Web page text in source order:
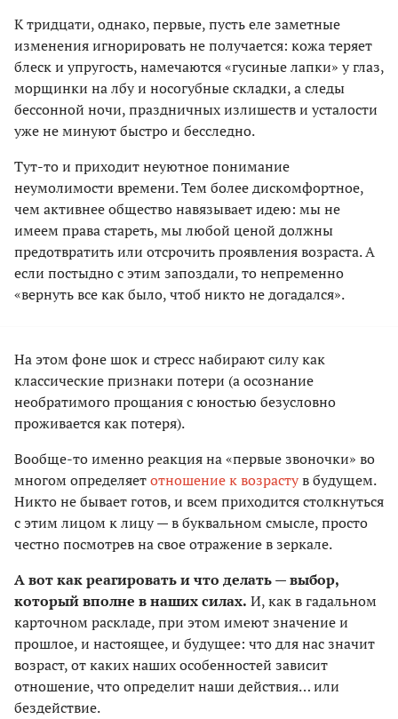
К тридцати, однако, первые, пусть еле заметные
изменения игнорировать не получается: кожа теряет
блеск и упругость, намечаются «гусиные лапки» у глаз,
морщинки на лбу и носогубные складки, а следы
бессонной ночи, праздничных излишеств и усталости
уже не минуют быстро и бесследно.
Тут-то и приходит неуютное понимание
неумолимости времени. Тем более дискомфортное,
чем активнее общество навязывает идею: мы не
имеем права стареть, мы любой ценой должны
предотвратить или отсрочить проявления возраста. А
если постыдно с этим запоздали, то непременно
«вернуть все как было, чтоб никто не догадался».
На этом фоне шок и стресс набирают силу как
классические признаки потери (а осознание
необратимого прощания с юностью безусловно
проживается как потеря).
Вообще-то именно реакция на «первые звоночки» во
многом определяетотношение к возрастув будущем.
Никто не бывает готов, и всем приходится столкнуться
с этим лицом к лицу — в буквальном смысле, просто
честно посмотрев на свое отражение в зеркале.
А вот как реагировать и что делать — выбор,
который вполне в наших силах. И, как в гадальном
карточном раскладе, при этом имеют значение и
прошлое, и настоящее, и будущее: что для нас значит
возраст, от каких наших особенностей зависит
отношение, что определит наши действия… или
бездействие.